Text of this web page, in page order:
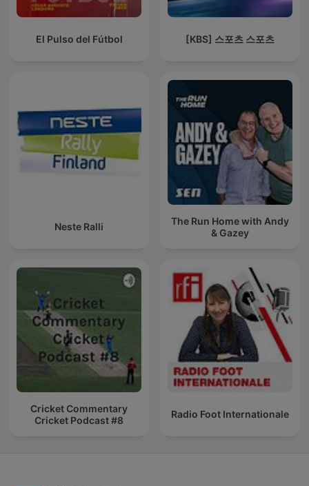
El Pulso del Fútbol [KBS] 스포츠 스포츠
Neste Ralli
The Run Home with Andy
& Gazey
Cricket Commentary
Cricket Podcast #8
Radio Foot Internationale